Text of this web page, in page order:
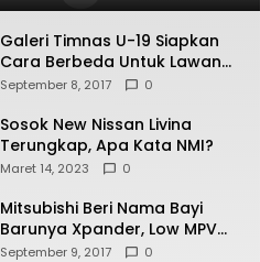
Galeri Timnas U-19 Siapkan
Cara Berbeda Untuk Lawan
Vietnam
September 8, 2017 0
Sosok New Nissan Livina
Terungkap, Apa Kata NMI?
Maret 14, 2023 0
Mitsubishi Beri Nama Bayi
Barunya Xpander, Low MPV
Pesaing Avanza cs
September 9, 2017 0